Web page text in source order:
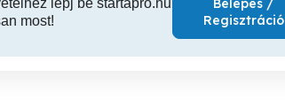
lépj be startapró.hu
most!
Belépés /
Regisztráció